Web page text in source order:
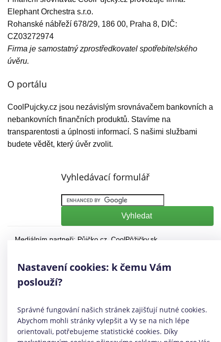
Elephant Orchestra s.r.o.
Rohanské nábřeží 678/29, 186 00, Praha 8, DIČ:
CZ03272974
Firma je samostatný zprostředkovatel spotřebitelského
úvěru.
O portálu
CoolPujcky.cz jsou nezávislým srovnávačem bankovních a
nebankovních finančních produktů. Stavíme na
transparentosti a úplnosti informací. S našimi službami
budete vědět, který úvěr zvolit.
Vyhledávací formulář
Mediálním partneři: Půjčko.cz CoolPôžičky.sk
©CoolPujcky.cz - půjčky pro nezaměstnané do 30000
Váš nezávislý odborný srovnávač půjček pro rok 2026
Provozovatel:Elephant Orchestra, s.r.o. Ve spolupráci sÚspory.cz
|Povinně zveřejňované informace | Informace o řazení
produktových nabídek
Nastavení cookies: k čemu Vám
poslouží?
Správné fungování našich stránek zajišťují nutné cookies.
Abychom mohli stránky vylepšit a Vy se na nich lépe
orientovali, potřebujeme statistické cookies. Díky